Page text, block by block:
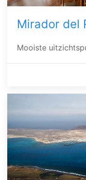
Mirador del
Mooiste